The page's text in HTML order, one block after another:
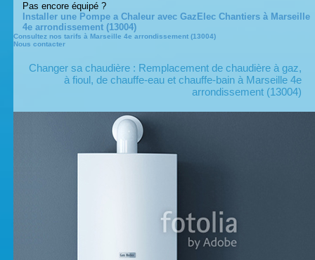
Pas encore équipé ?
Installer une Pompe a Chaleur avec GazElec Chantiers à Marseille
4e arrondissement (13004)
Consultez nos tarifs à Marseille 4e arrondissement (13004)
Nous contacter
Changer sa chaudière : Remplacement de chaudière à gaz,
à fioul, de chauffe-eau et chauffe-bain à Marseille 4e
arrondissement (13004)